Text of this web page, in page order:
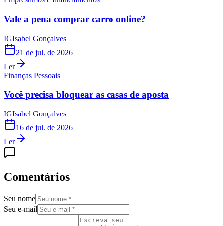
Vale a pena comprar carro online?
IGIsabel Gonçalves
21 de jul. de 2026
Ler
Finanças Pessoais
Você precisa bloquear as casas de aposta
IGIsabel Gonçalves
16 de jul. de 2026
Ler
Comentários
Seu nome
Seu e-mail